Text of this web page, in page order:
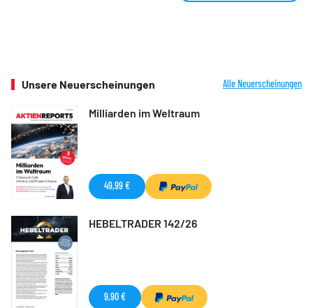
Unsere Neuerscheinungen Alle Neuerscheinungen
Milliarden im Weltraum
49,99 €
HEBELTRADER 142/26
9,90 €